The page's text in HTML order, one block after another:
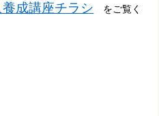
成講座チラシ をご覧く